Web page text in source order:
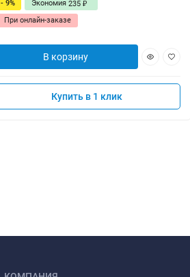
- 9% Экономия 235 ₽
При онлайн-заказе
В корзину
Купить в 1 клик